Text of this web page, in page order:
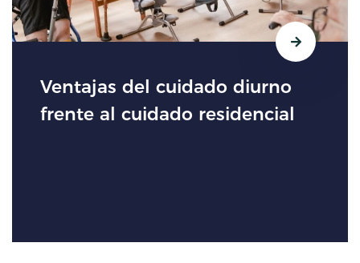
Ventajas del cuidado diurno
frente al cuidado residencial